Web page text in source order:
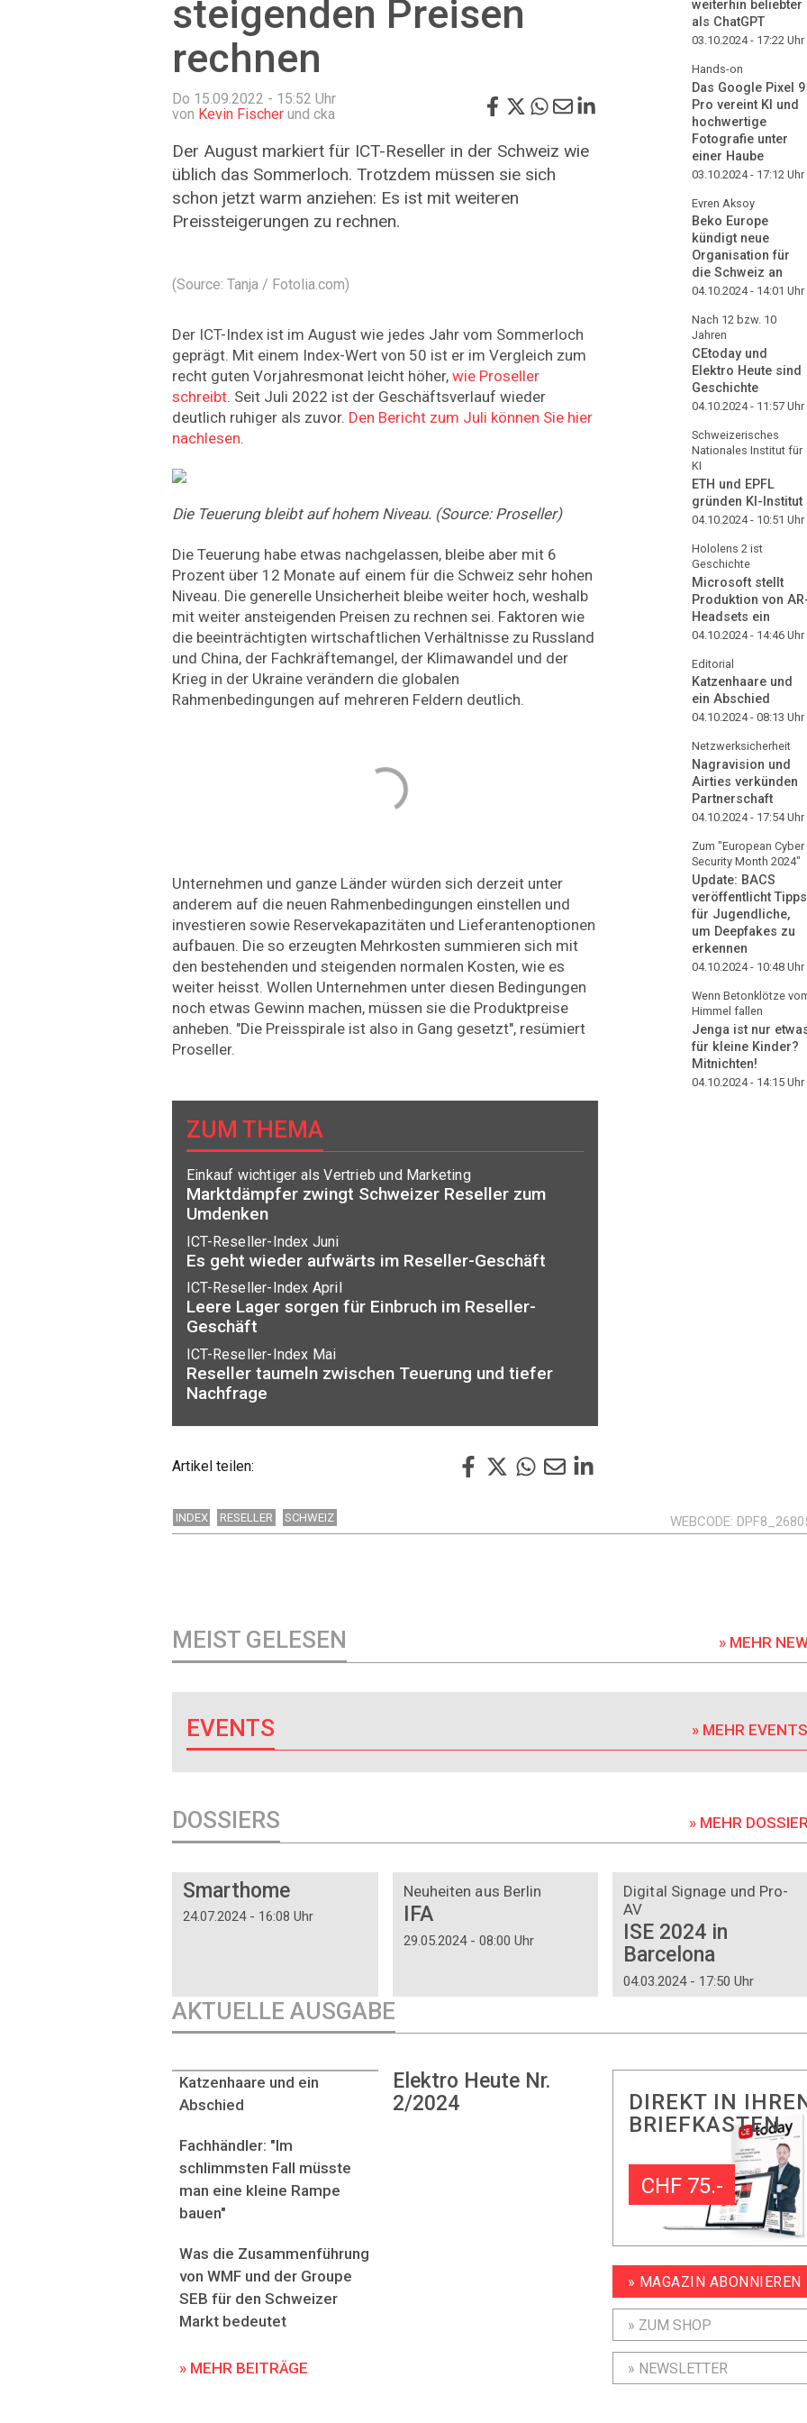
steigenden Preisen
rechnen
Do 15.09.2022 - 15:52 Uhr
von Kevin Fischer und cka
Der August markiert für ICT-Reseller in der Schweiz wie
üblich das Sommerloch. Trotzdem müssen sie sich
schon jetzt warm anziehen: Es ist mit weiteren
Preissteigerungen zu rechnen.
(Source: Tanja / Fotolia.com)
Der ICT-Index ist im August wie jedes Jahr vom Sommerloch
geprägt. Mit einem Index-Wert von 50 ist er im Vergleich zum
recht guten Vorjahresmonat leicht höher, wie Proseller
schreibt. Seit Juli 2022 ist der Geschäftsverlauf wieder
deutlich ruhiger als zuvor. Den Bericht zum Juli können Sie hier
nachlesen.
Die Teuerung bleibt auf hohem Niveau. (Source: Proseller)
Die Teuerung habe etwas nachgelassen, bleibe aber mit 6
Prozent über 12 Monate auf einem für die Schweiz sehr hohen
Niveau. Die generelle Unsicherheit bleibe weiter hoch, weshalb
mit weiter ansteigenden Preisen zu rechnen sei. Faktoren wie
die beeinträchtigten wirtschaftlichen Verhältnisse zu Russland
und China, der Fachkräftemangel, der Klimawandel und der
Krieg in der Ukraine verändern die globalen
Rahmenbedingungen auf mehreren Feldern deutlich.
Unternehmen und ganze Länder würden sich derzeit unter
anderem auf die neuen Rahmenbedingungen einstellen und
investieren sowie Reservekapazitäten und Lieferantenoptionen
aufbauen. Die so erzeugten Mehrkosten summieren sich mit
den bestehenden und steigenden normalen Kosten, wie es
weiter heisst. Wollen Unternehmen unter diesen Bedingungen
noch etwas Gewinn machen, müssen sie die Produktpreise
anheben. "Die Preisspirale ist also in Gang gesetzt", resümiert
Proseller.
ZUM THEMA
Einkauf wichtiger als Vertrieb und Marketing
Marktdämpfer zwingt Schweizer Reseller zum
Umdenken
ICT-Reseller-Index Juni
Es geht wieder aufwärts im Reseller-Geschäft
ICT-Reseller-Index April
Leere Lager sorgen für Einbruch im Reseller-
Geschäft
ICT-Reseller-Index Mai
Reseller taumeln zwischen Teuerung und tiefer
Nachfrage
Artikel teilen:
weiterhin beliebter
als ChatGPT
03.10.2024 - 17:22 Uhr
Hands-on
Das Google Pixel 9
Pro vereint KI und
hochwertige
Fotografie unter
einer Haube
03.10.2024 - 17:12 Uhr
Evren Aksoy
Beko Europe
kündigt neue
Organisation für
die Schweiz an
04.10.2024 - 14:01 Uhr
Nach 12 bzw. 10
Jahren
CEtoday und
Elektro Heute sind
Geschichte
04.10.2024 - 11:57 Uhr
Schweizerisches
Nationales Institut für
KI
ETH und EPFL
gründen KI-Institut
04.10.2024 - 10:51 Uhr
Hololens 2 ist
Geschichte
Microsoft stellt
Produktion von
Headsets ein
04.10.2024 - 14:46 Uhr
Editorial
Katzenhaare und
ein Abschied
04.10.2024 - 08:13 Uhr
Netzwerksicherheit
Nagravision und
Airties verkünden
Partnerschaft
04.10.2024 - 17:54Uhr
Zum "European Cyber
Security Month 2024"
Update: BACS
veröffentlicht Tipps
für Jugendliche,
um Deepfakes zu
erkennen
04.10.2024 - 10:48 Uhr
Wenn Betonklötze
Himmel fallen
Jenga ist nur
für kleine Kinder?
Mitnichten!
04.10.2024 - 14:15 Uhr
INDEX RESELLER SCHWEIZ WEBCODE
MEIST GELESEN » MEHR
EVENTS » MEHR
DOSSIERS » MEHR
Smarthome
24.07.2024 - 16:08 Uhr
Neuheiten aus Berlin
IFA
29.05.2024 - 08:00 Uhr
Digital Signage und Pro-
AV
ISE 2024 in
Barcelona
04.03.2024 - 17:50 Uhr
AKTUELLE AUSGABE
Elektro Heute Nr.
2/2024
Katzenhaare und ein
Abschied
Fachhändler: "Im
schlimmsten Fall müsste
man eine kleine Rampe
bauen"
Was die Zusammenführung
von WMF und der Groupe
SEB für den Schweizer
Markt bedeutet
» MEHR BEITRÄGE
DIREKT IN
BRIEFKASTEN
CHF 75.-
» MAGAZIN ABONNIEREN
» ZUM SHOP
» NEWSLETTER